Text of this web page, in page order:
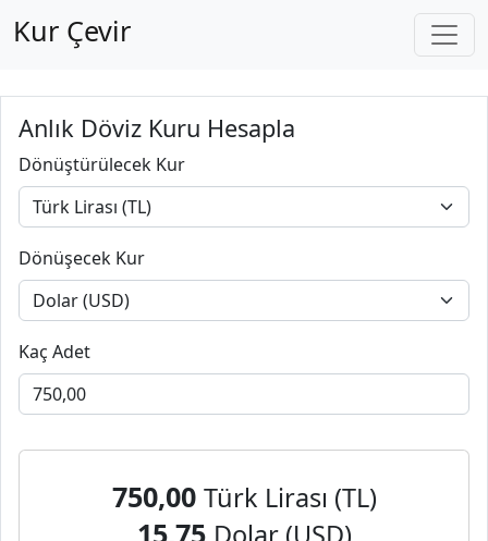
Kur Çevir
Anlık Döviz Kuru Hesapla
Dönüştürülecek Kur
Dönüşecek Kur
Kaç Adet
750,00 Türk Lirası (TL)
15,75